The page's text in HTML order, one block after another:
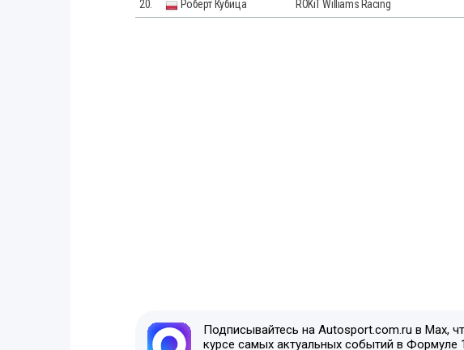
20. Роберт Кубица ROKiT Williams Racing
Подписывайтесь на Autosport.com.ru в Max,
курсе самых актуальных событий в Формуле